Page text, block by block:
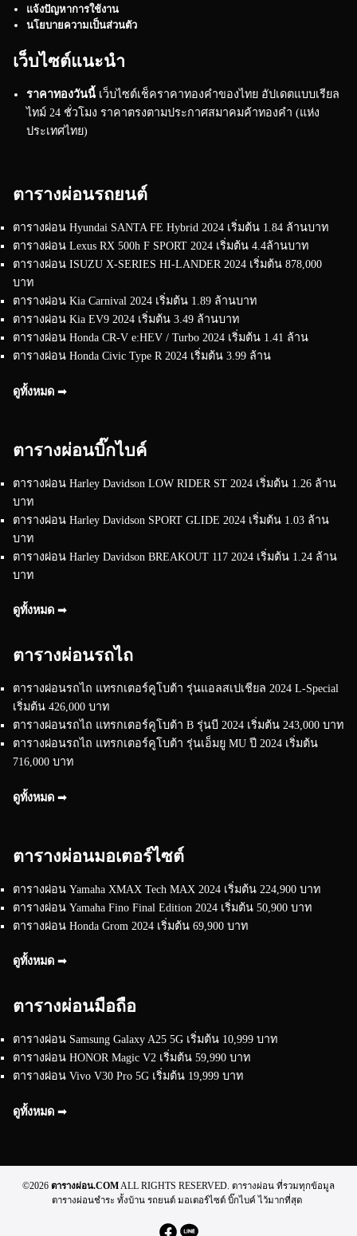
แจ้งปัญหาการใช้งาน
นโยบายความเป็นส่วนตัว
เว็บไซต์แนะนำ
ราคาทองวันนี้ เว็บไซต์เช็คราคาทองคำของไทย อัปเดตแบบเรียล
ไทม์ 24 ชั่วโมง ราคาตรงตามประกาศสมาคมค้าทองคำ (แห่ง
ประเทศไทย)
ตารางผ่อนรถยนต์
ตารางผ่อน Hyundai SANTA FE Hybrid 2024 เริ่มต้น 1.84 ล้านบาท
ตารางผ่อน Lexus RX 500h F SPORT 2024 เริ่มต้น 4.4ล้านบาท
ตารางผ่อน ISUZU X-SERIES HI-LANDER 2024 เริ่มต้น 878,000
บาท
ตารางผ่อน Kia Carnival 2024 เริ่มต้น 1.89 ล้านบาท
ตารางผ่อน Kia EV9 2024 เริ่มต้น 3.49 ล้านบาท
ตารางผ่อน Honda CR-V e:HEV / Turbo 2024 เริ่มต้น 1.41 ล้าน
ตารางผ่อน Honda Civic Type R 2024 เริ่มต้น 3.99 ล้าน
ดูทั้งหมด ➟
ตารางผ่อนบิ๊กไบค์
ตารางผ่อน Harley Davidson LOW RIDER ST 2024 เริ่มต้น 1.26 ล้าน
บาท
ตารางผ่อน Harley Davidson SPORT GLIDE 2024 เริ่มต้น 1.03 ล้าน
บาท
ตารางผ่อน Harley Davidson BREAKOUT 117 2024 เริ่มต้น 1.24 ล้าน
บาท
ดูทั้งหมด ➟
ตารางผ่อนรถไถ
ตารางผ่อนรถไถ แทรกเตอร์คูโบต้า รุ่นแอลสเปเชียล 2024 L-Special
เริ่มต้น 426,000 บาท
ตารางผ่อนรถไถ แทรกเตอร์คูโบต้า B รุ่นบี 2024 เริ่มต้น 243,000 บาท
ตารางผ่อนรถไถ แทรกเตอร์คูโบต้า รุ่นเอ็มยู MU ปี 2024 เริ่มต้น
716,000 บาท
ดูทั้งหมด ➟
ตารางผ่อนมอเตอร์ไซต์
ตารางผ่อน Yamaha XMAX Tech MAX 2024 เริ่มต้น 224,900 บาท
ตารางผ่อน Yamaha Fino Final Edition 2024 เริ่มต้น 50,900 บาท
ตารางผ่อน Honda Grom 2024 เริ่มต้น 69,900 บาท
ดูทั้งหมด ➟
ตารางผ่อนมือถือ
ตารางผ่อน Samsung Galaxy A25 5G เริ่มต้น 10,999 บาท
ตารางผ่อน HONOR Magic V2 เริ่มต้น 59,990 บาท
ตารางผ่อน Vivo V30 Pro 5G เริ่มต้น 19,999 บาท
ดูทั้งหมด ➟
©2026 ตารางผ่อน.COM ALL RIGHTS RESERVED. ตารางผ่อน ที่รวมทุกข้อมูล
ตารางผ่อนชำระ ทั้งบ้าน รถยนต์ มอเตอร์ไซต์ บิ๊กไบค์ ไว้มากที่สุด